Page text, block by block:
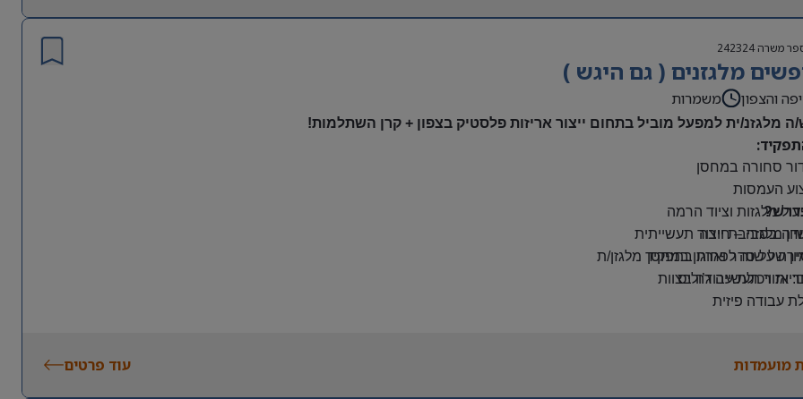
משרה242324
מלגזנים ( גם היגש )
והצפון משמרות
ה מלגזנ/ית למפעל מוביל בתחום ייצור אריזות פלסטיק בצפון + קרן השתלמות!
סחורה במחסן
העמסות
מלגזות וציוד הרמה
בסביבת ייצור תעשייתית
על סדר וארגון במחסן
מלגזה – חובה
של שנה לפחות בתפקיד מלגזן/ת
ויכולת עבודה בצוות
עבודה פיזית
אזור תעשייה ג’וליס
מועמדות עוד פרטים